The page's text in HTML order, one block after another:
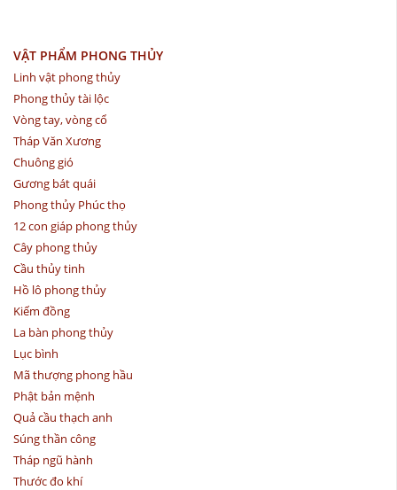
VẬT PHẨM PHONG THỦY
Linh vật phong thủy
Phong thủy tài lộc
Vòng tay, vòng cổ
Tháp Văn Xương
Chuông gió
Gương bát quái
Phong thủy Phúc thọ
12 con giáp phong thủy
Cây phong thủy
Cầu thủy tinh
Hồ lô phong thủy
Kiếm đồng
La bàn phong thủy
Lục bình
Mã thượng phong hầu
Phật bản mệnh
Quả cầu thạch anh
Súng thần công
Tháp ngũ hành
Thước đo khí